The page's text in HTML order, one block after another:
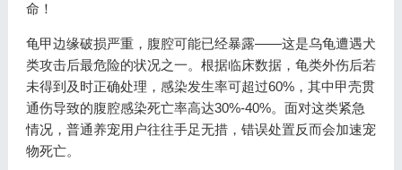
命！
龟甲边缘破损严重，腹腔可能已经暴露——这是乌龟遭遇犬
类攻击后最危险的状况之一。根据临床数据，龟类外伤后若
未得到及时正确处理，感染发生率可超过60%，其中甲壳贯
通伤导致的腹腔感染死亡率高达30%-40%。面对这类紧急
情况，普通养宠用户往往手足无措，错误处置反而会加速宠
物死亡。